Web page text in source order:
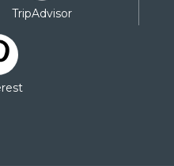
TripAdvisor